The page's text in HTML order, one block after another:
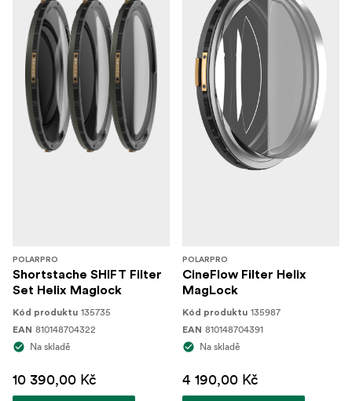
POLARPRO
Shortstache SHIFT Filter
Set Helix Maglock
Kód produktu 135735
EAN 810148704322
Na skladě
10 390,00 Kč
POLARPRO
CineFlow Filter Helix
MagLock
Kód produktu 135987
EAN 810148704391
Na skladě
4 190,00 Kč